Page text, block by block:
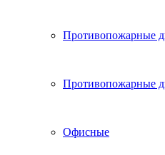
Противопожарные
Противопожарные
Офисные